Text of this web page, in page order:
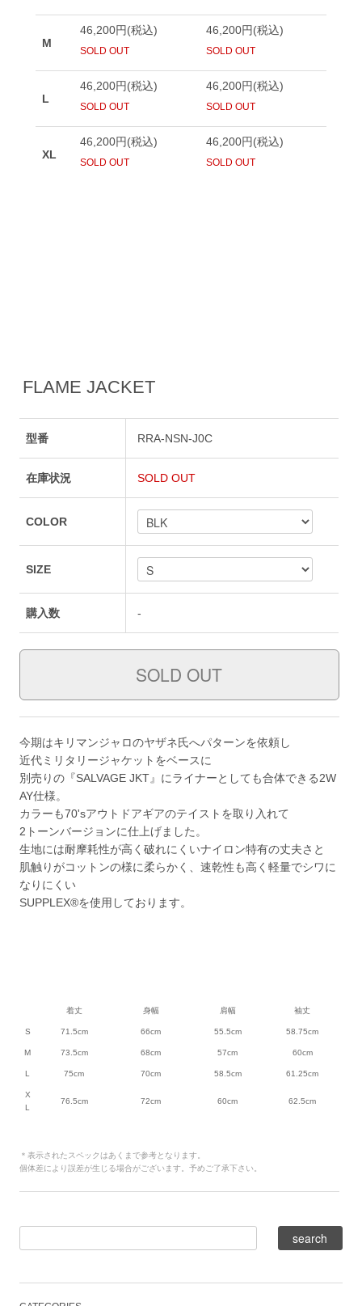
FLAME JACKET
型番 RRA-NSN-J0C
在庫状況 SOLD OUT
COLOR
SIZE
購入数 -
今期はキリマンジャロのヤザネ氏へパターンを依頼し
近代ミリタリージャケットをベースに
別売りの『SALVAGE JKT』にライナーとしても合体できる2W
AY仕様。
カラーも70'sアウトドアギアのテイストを取り入れて
2トーンバージョンに仕上げました。
生地には耐摩耗性が高く破れにくいナイロン特有の丈夫さと
肌触りがコットンの様に柔らかく、速乾性も高く軽量でシワに
なりにくい
SUPPLEX®を使用しております。
着丈 身幅 肩幅 袖丈
S 71.5cm 66cm 55.5cm 58.75cm
M 73.5cm 68cm 57cm 60cm
L 75cm 70cm 58.5cm 61.25cm
X
L
76.5cm 72cm 60cm 62.5cm
＊表示されたスペックはあくまで参考となります。
個体差により誤差が生じる場合がございます。予めご了承下さい。